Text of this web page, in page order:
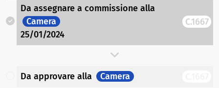
Da assegnare a commissione alla
Camera
25/01/2024
C.1667
Da approvare alla Camera